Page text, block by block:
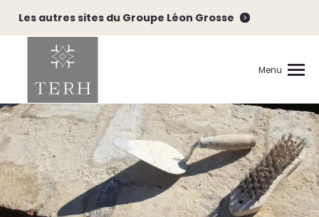
Les autres sites du Groupe Léon Grosse
Menu